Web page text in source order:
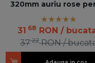
320mm auriu rose
31 68 RON /
3722 RON /